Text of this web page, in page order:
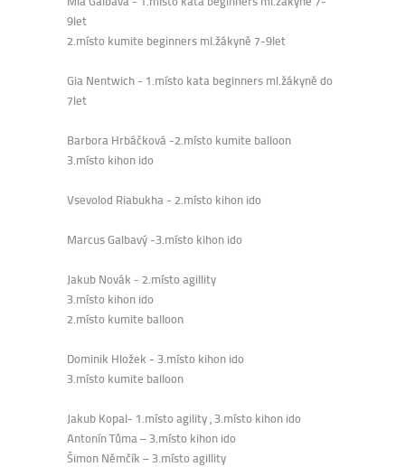
9let
2.místo kumite beginners ml.žákyně 7-9let
Gia Nentwich - 1.místo kata beginners ml.žákyně do
7let
Barbora Hrbáčková -2.místo kumite balloon
3.místo kihon ido
Vsevolod Riabukha - 2.místo kihon ido
Marcus Galbavý -3.místo kihon ido
Jakub Novák - 2.místo agillity
3.místo kihon ido
2.místo kumite balloon
Dominik Hložek - 3.místo kihon ido
3.místo kumite balloon
Jakub Kopal- 1.místo agility , 3.místo kihon ido
Antonín Tůma – 3.místo kihon ido
Šimon Němčík – 3.místo agillity